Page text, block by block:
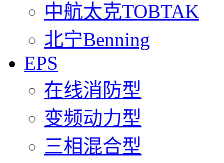
中航太克TOBTAK
北宁Benning
EPS
在线消防型
变频动力型
三相混合型